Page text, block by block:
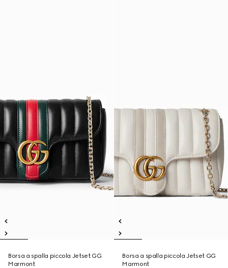
Borsa a spalla piccola Jetset GG
Marmont
Borsa a spalla piccola Jetset GG
Marmont